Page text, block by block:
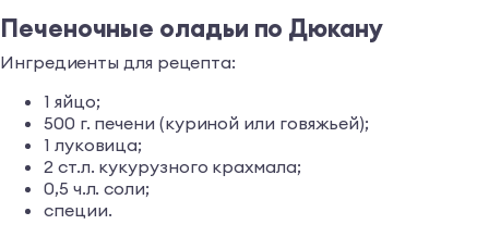
Печеночные оладьи по Дюкану
Ингредиенты для рецепта:
1 яйцо;
500 г. печени (куриной или говяжьей);
1 луковица;
2 ст.л. кукурузного крахмала;
0,5 ч.л. соли;
специи.